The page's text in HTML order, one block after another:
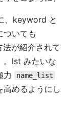
、keyword と
ついても
が紹介されて
。lst みたいな
力
name_list
めるようにし